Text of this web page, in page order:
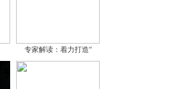
专家解读：着力打造“